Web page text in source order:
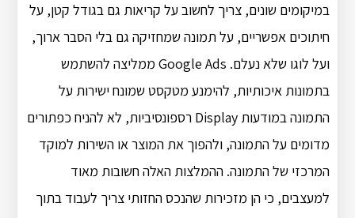
במיקומים שונים, צריך לחשוב על קריאות גם בגודל קטן, על
חיתוכים אפשריים, על תמונה שמחזיקה גם בלי הסבר ארוך,
ועל לוגו שלא נעלם. Google Ads ממליצה להשתמש
בתמונות איכותיות, להימנע מטקסט שמונח ישירות על
התמונה במודעות Display רספונסיביות, לא להניח כפתורים
מדומים על התמונה, ולהפוך את המוצר או השירות למוקד
המרכזי של התמונה. ההמלצות האלה חשובות מאוד
למעצבים, כי הן מזכירות שהנכס החזותי צריך לעבוד בתוך